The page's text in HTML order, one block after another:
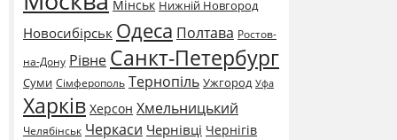
Мінськ Нижній Новгород
Новосибірськ Одеса Полтава Ростов-
на-Дону Рівне Санкт-Петербург
Суми Сімферополь Тернопіль Ужгород Уфа
Харків Херсон Хмельницький
Челябінськ Черкаси Чернівці Чернігів